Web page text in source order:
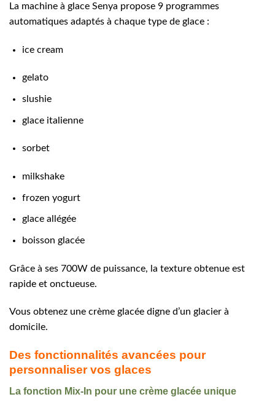
La machine à glace Senya propose 9 programmes
automatiques adaptés à chaque type de glace :
ice cream
gelato
slushie
glace italienne
sorbet
milkshake
frozen yogurt
glace allégée
boisson glacée
Grâce à ses 700W de puissance, la texture obtenue est
rapide et onctueuse.
Vous obtenez une crème glacée digne d’un glacier à
domicile.
Des fonctionnalités avancées pour
personnaliser vos glaces
La fonction Mix-In pour une crème glacée unique